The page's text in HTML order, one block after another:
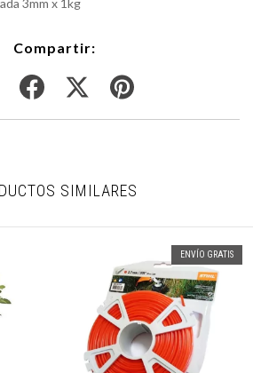
3mm x 1kg
Compartir:
SIMILARES
ENVÍO GRATIS